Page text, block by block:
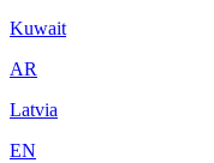
Kuwait
AR
Latvia
EN